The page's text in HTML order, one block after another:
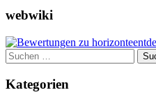
webwiki
Suchen
nach:
Kategorien